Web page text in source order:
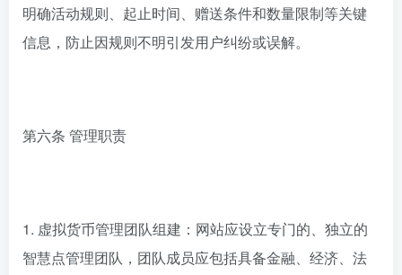
明确活动规则、起止时间、赠送条件和数量限制等关键
信息，防止因规则不明引发用户纠纷或误解。
第六条 管理职责
1. 虚拟货币管理团队组建：网站应设立专门的、独立的
智慧点管理团队，团队成员应包括具备金融、经济、法